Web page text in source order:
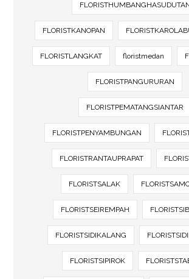
FLORISTKANOPAN
FLORISTLANGKAT floristmedan
FLORISTPANGURURAN
FLORISTPEMATANGSIANTAR
FLORISTPENYAMBUNGAN
FLORISTRANTAUPRAPAT
FLORISTSALAK
FLORISTSEIREMPAH
FLORISTSIDIKALANG
FLORISTSIPIROK